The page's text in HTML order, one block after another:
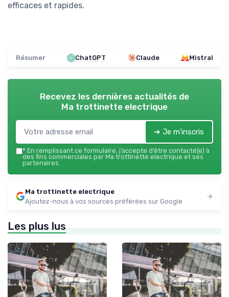
efficaces et rapides.
Résumer ChatGPT Claude Mistral
Recevez les dernières actualités de
Ma trottinette electrique
➔ Je m'inscris
* En remplissant ce formulaire, j’accepte d’être contacté(e) à
des fins commerciales par Ma trottinette electrique et ses
partenaires.
Ma trottinette electrique
Ajoutez-nous à vos sources préférées sur Google
Les plus lus